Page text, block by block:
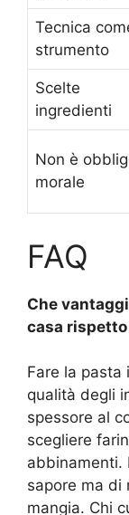
Tecnica
strumento
Scelte
ingredienti
Non è
morale
FAQ
Che
casa
Fare la pasta
qualità degli
spessore al
scegliere
abbinamenti.
sapore ma di
mangia. Chi